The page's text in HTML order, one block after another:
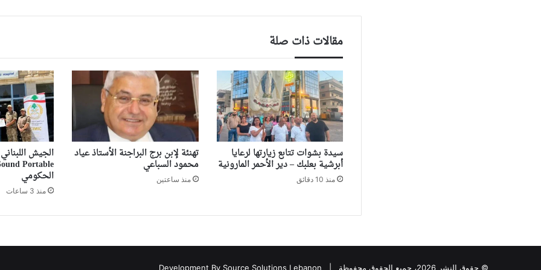
مقالات ذات صلة
سيدة بشوات تتابع زيارتها لرعايا
أبرشية بعلبك – دير الأحمر المارونية
منذ 10 دقائق
تهنئة لإبن برج البراجنة الأستاذ عياد
محمود السباعي
منذ ساعتين الحكومي
منذ 3 ساعات
© حقوق النشر 2026، جميع الحقوق محفوظة | Development By Source Solutions Lebanon